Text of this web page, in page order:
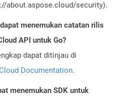
about.aspose.cloud/security).
menemukan catatan rilis
API untuk Go?
dapat ditinjau di
Documentation.
menemukan SDK untuk